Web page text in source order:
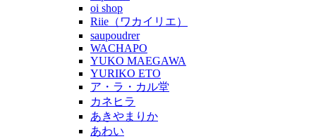
oi shop
Riie（ワカイリエ）
saupoudrer
WACHAPO
YUKO MAEGAWA
YURIKO ETO
ア・ラ・カル堂
カネヒラ
あきやまりか
あわい